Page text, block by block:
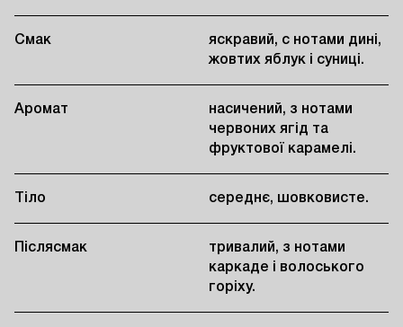
Смак
яскравий, с нотами дині,
жовтих яблук і суниці.
Аромат
насичений, з нотами
червоних ягід та
фруктової карамелі.
Тіло середнє, шовковисте.
Післясмак
тривалий, з нотами
каркаде і волоського
горіху.